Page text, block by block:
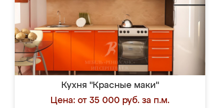
Кухня "Красные маки"
Цена: от 35 000 руб. за п.м.